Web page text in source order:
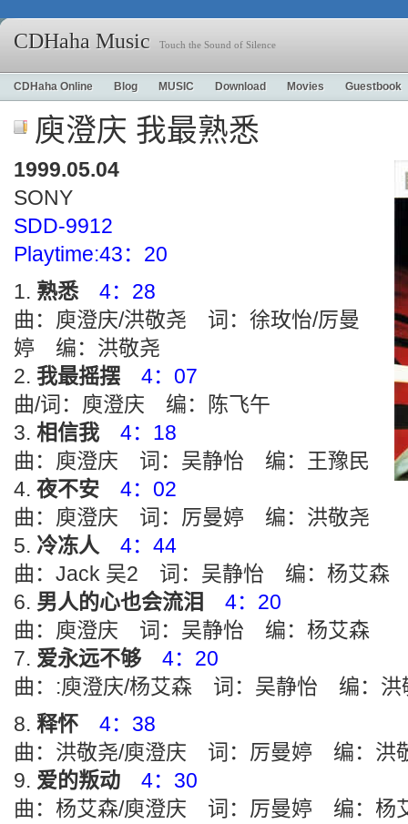
CDHaha Music Touch the Sound of Silence
CDHaha Online Blog MUSIC Download Movies Guestbook
庾澄庆 我最熟悉
1999.05.04
SONY
SDD-9912
Playtime:43：20
熟悉
4：28
曲：庾澄庆/洪敬尧 词：徐玫怡/厉曼
婷 编：洪敬尧
我最摇摆
4：07
曲/词：庾澄庆 编：陈飞午
相信我
4：18
曲：庾澄庆 词：吴静怡 编：王豫民
夜不安
4：02
曲：庾澄庆 词：厉曼婷 编：洪敬尧
冷冻人
4：44
曲：Jack 吴2 词：吴静怡 编：杨艾森
男人的心也会流泪
4：20
曲：庾澄庆 词：吴静怡 编：杨艾森
爱永远不够
4：20
曲：:庾澄庆/杨艾森 词：吴静怡 编：洪
释怀
4：38
曲：洪敬尧/庾澄庆 词：厉曼婷 编：洪
爱的叛动
4：30
曲：杨艾森/庾澄庆 词：厉曼婷 编：杨